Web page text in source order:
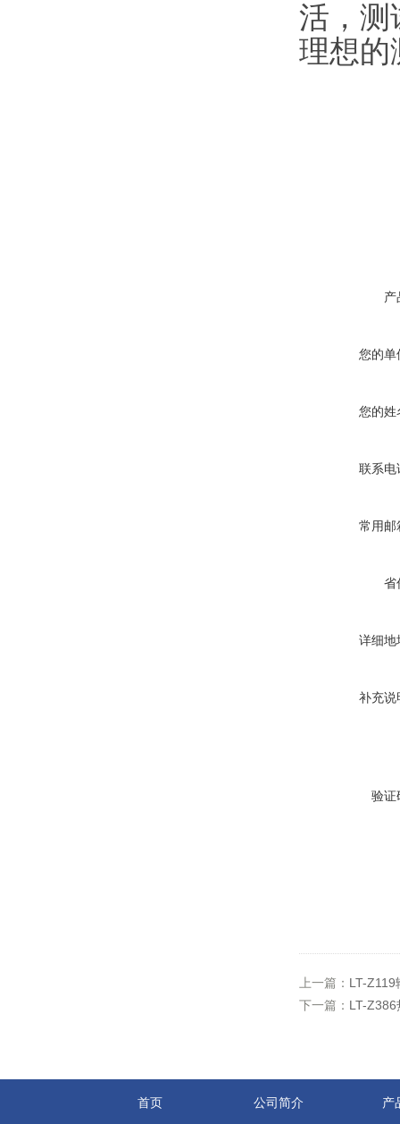
活，测
理想的
产
您的单
您的姓
联系电
常用邮
省
详细地
补充说
验证
上一篇： LT-
下一篇： LT-
首页 公司简介 产